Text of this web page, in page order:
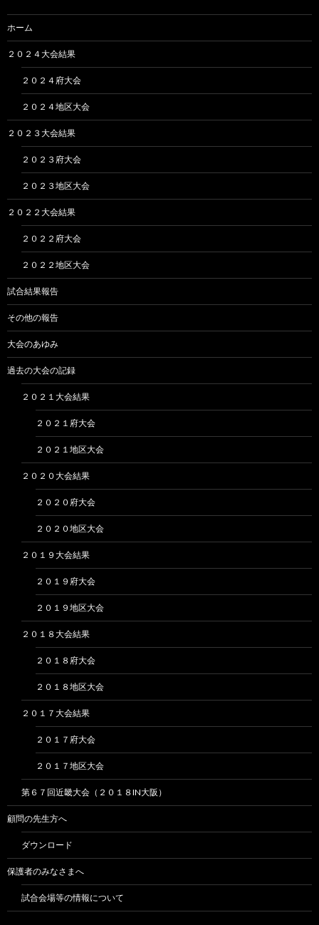
ホーム
２０２４大会結果
２０２４府大会
２０２４地区大会
２０２３大会結果
２０２３府大会
２０２３地区大会
２０２２大会結果
２０２２府大会
２０２２地区大会
試合結果報告
その他の報告
大会のあゆみ
過去の大会の記録
２０２１大会結果
２０２１府大会
２０２１地区大会
２０２０大会結果
２０２０府大会
２０２０地区大会
２０１９大会結果
２０１９府大会
２０１９地区大会
２０１８大会結果
２０１８府大会
２０１８地区大会
２０１７大会結果
２０１７府大会
２０１７地区大会
第６７回近畿大会（２０１８IN大阪）
顧問の先生方へ
ダウンロード
保護者のみなさまへ
試合会場等の情報について